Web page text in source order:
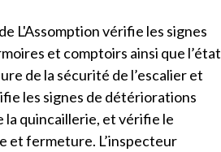
L'Assomption vérifie les signes
et comptoirs ainsi que l’état
de la sécurité de l’escalier et
les signes de détériorations
la quincaillerie, et vérifie le
et fermeture. L’inspecteur